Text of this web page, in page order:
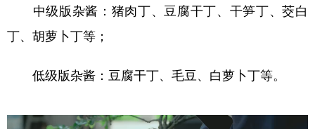
地方频道
浙江 安徽 福建
中级版杂酱：猪肉丁、豆腐干丁、干笋丁、茭白
丁、胡萝卜丁等；
低级版杂酱：豆腐干丁、毛豆、白萝卜丁等。